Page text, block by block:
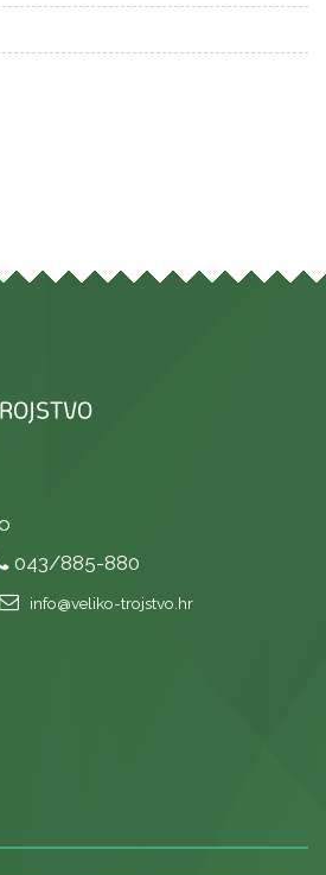
043/885-880
info@veliko-trojstvo.hr